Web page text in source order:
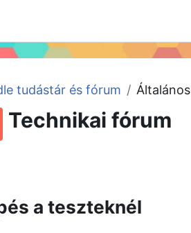
tudástár és fórum Általános
Technikai fórum
a teszteknél